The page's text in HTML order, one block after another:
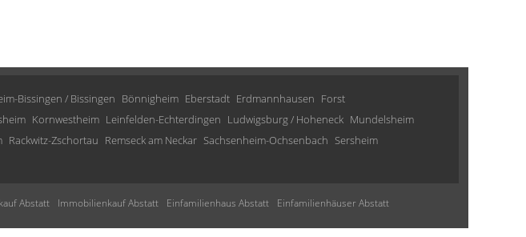
Bissingen / Bissingen Bönnigheim Eberstadt Erdmannhausen Forst
Kornwestheim Leinfelden-Echterdingen Ludwigsburg / Hoheneck Mundelsheim
Rackwitz-Zschortau Remseck am Neckar Sachsenheim-Ochsenbach Sersheim
Abstatt Immobilienkauf Abstatt Einfamilienhaus Abstatt Einfamilienhäuser Abstatt